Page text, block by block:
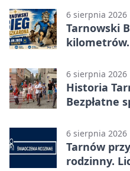
6 sierpnia 2026
Tarnowski
6 sierpnia 2026
Historia
Bezpłatne
6 sierpnia 2026
Tarnów
rodzinny.